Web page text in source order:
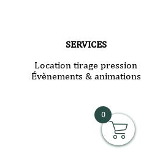
SERVICES
Location tirage pression
Évènements & animations
0